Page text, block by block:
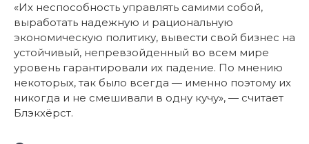
«Их неспособность управлять самими собой,
выработать надежную и рациональную
экономическую политику, вывести свой бизнес на
устойчивый, непревзойденный во всем мире
уровень гарантировали их падение. По мнению
некоторых, так было всегда — именно поэтому их
никогда и не смешивали в одну кучу», — считает
Блэкхёрст.